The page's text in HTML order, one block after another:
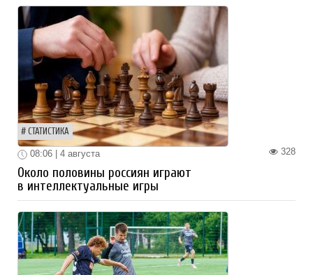
СТАТИСТИКА
328
08:06 | 4 августа
Около половины россиян играют
в интеллектуальные игры